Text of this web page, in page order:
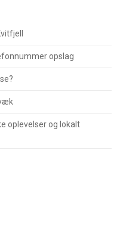
opslag
oplevelser og lokalt